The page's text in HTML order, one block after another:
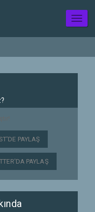
PAYLAŞ
PAYLAŞ